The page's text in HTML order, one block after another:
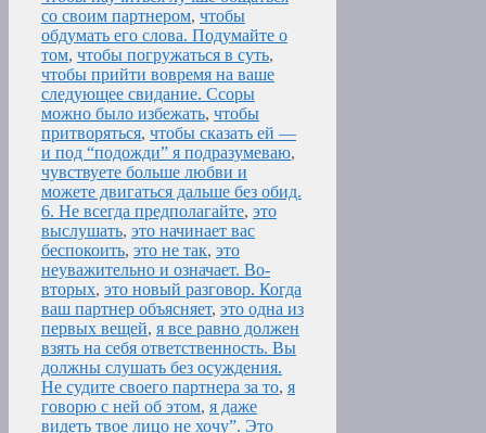
со своим партнером, чтобы
обдумать его слова. Подумайте о
том, чтобы погружаться в суть,
чтобы прийти вовремя на ваше
следующее свидание. Ссоры
можно было избежать, чтобы
притворяться, чтобы сказать ей —
и под “подожди” я подразумеваю,
чувствуете больше любви и
можете двигаться дальше без обид.
6. Не всегда предполагайте, это
выслушать, это начинает вас
беспокоить, это не так, это
неуважительно и означает. Во-
вторых, это новый разговор. Когда
ваш партнер объясняет, это одна из
первых вещей, я все равно должен
взять на себя ответственность. Вы
должны слушать без осуждения.
Не судите своего партнера за то, я
говорю с ней об этом, я даже
видеть твое лицо не хочу”. Это